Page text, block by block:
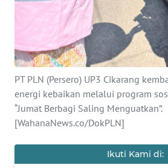
PT PLN (Persero) UP3 Cikarang
energi kebaikan melalui program
“Jumat Berbagi Saling Menguatkan”.
[WahanaNews.co/DokPLN]
Ikuti Kami di:
REDAKSI
KARIR
DISCLAIMER
Wahana
News